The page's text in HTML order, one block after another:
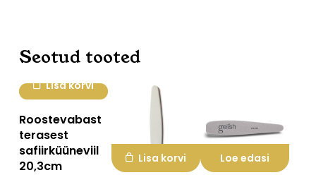
Seotud tooted
Lisa korvi
Roostevabast
terasest
safiirküüneviil
20,3cm
Lisa korvi Loe edasi